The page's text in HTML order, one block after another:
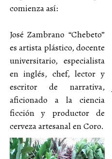
comienza así:
José Zambrano “Chebeto”
es artista plástico, docente
universitario, especialista
en inglés, chef, lector y
escritor de narrativa,
aficionado a la ciencia
ficción y productor de
cerveza artesanal en Coro.